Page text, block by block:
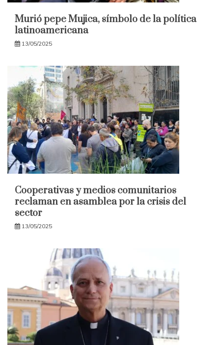
Murió pepe Mujica, símbolo de la política
latinoamericana
13/05/2025
Cooperativas y medios comunitarios
reclaman en asamblea por la crisis del
sector
13/05/2025